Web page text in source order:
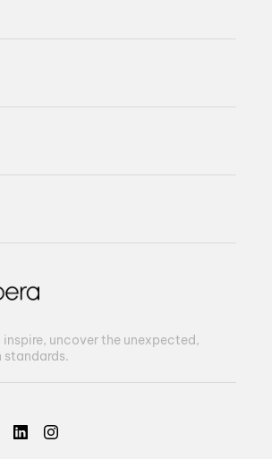
uncover the unexpected,
standards.